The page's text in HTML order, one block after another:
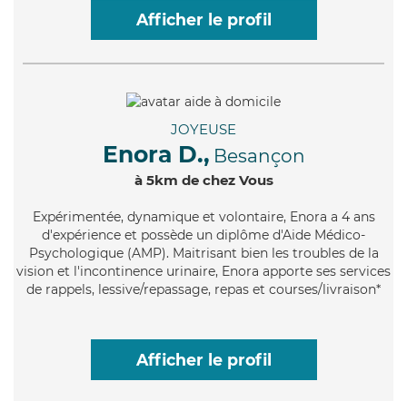
Afficher le profil
JOYEUSE
Enora D., Besançon
à 5km de chez Vous
Expérimentée, dynamique et volontaire, Enora a 4 ans
d'expérience et possède un diplôme d'Aide Médico-
Psychologique (AMP). Maitrisant bien les troubles de la
vision et l'incontinence urinaire, Enora apporte ses services
de rappels, lessive/repassage, repas et courses/livraison*
Afficher le profil